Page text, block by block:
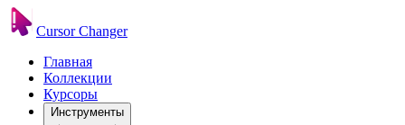
Cursor Changer
Главная
Коллекции
Курсоры
Инструменты